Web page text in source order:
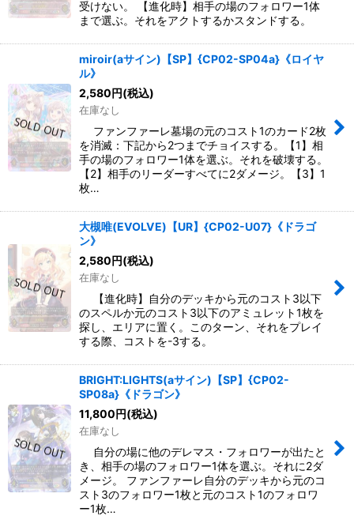
受けない。 【進化時】相手の場のフォロワー1体
まで選ぶ。それをアクトするかスタンドする。
miroir(aサイン)【SP】{CP02-SP04a}《ロイヤ
ル》
2,580円(税込)
在庫なし
ファンファーレ墓場の元のコスト1のカード2枚
を消滅：下記から2つまでチョイスする。【1】相
手の場のフォロワー1体を選ぶ。それを破壊する。
【2】相手のリーダーすべてに2ダメージ。【3】1
枚…
大槻唯(EVOLVE)【UR】{CP02-U07}《ドラゴ
ン》
2,580円(税込)
在庫なし
【進化時】自分のデッキから元のコスト3以下
のスペルか元のコスト3以下のアミュレット1枚を
探し、エリアに置く。このターン、それをプレイ
する際、コストを-3する。
BRIGHT:LIGHTS(aサイン)【SP】{CP02-
SP08a}《ドラゴン》
11,800円(税込)
在庫なし
自分の場に他のデレマス・フォロワーが出たと
き、相手の場のフォロワー1体を選ぶ。それに2ダ
メージ。 ファンファーレ自分のデッキから元のコ
スト3のフォロワー1枚と元のコスト1のフォロワ
ー1枚…